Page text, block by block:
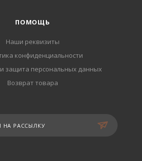
ПОМОЩЬ
Наши реквизиты
конфиденциальности
защита персональных данных
Возврат товара
НА РАССЫЛКУ